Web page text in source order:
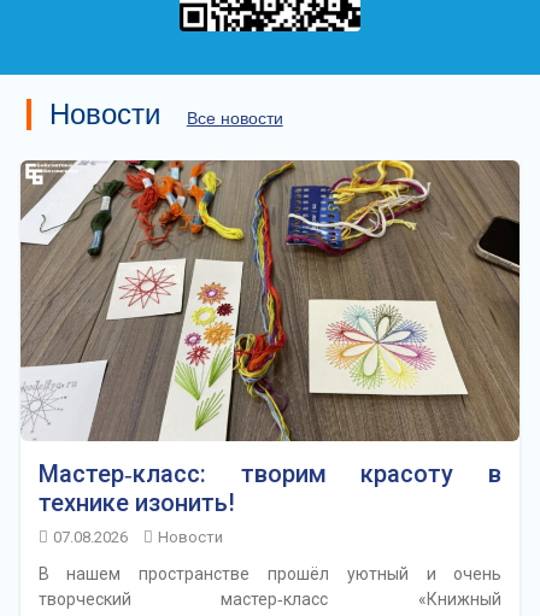
Новости Все новости
Мастер‑класс: творим красоту в
технике изонить!
07.08.2026 Новости
В нашем пространстве прошёл уютный и очень
творческий мастер‑класс «Книжный